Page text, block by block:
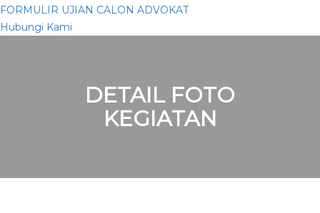
FORMULIR UJIAN CALON ADVOKAT
Hubungi Kami
DETAIL FOTO
KEGIATAN